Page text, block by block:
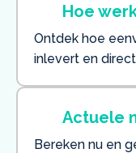
Hoe
Ontdek hoe
inlevert en
Actuele
Bereken nu en